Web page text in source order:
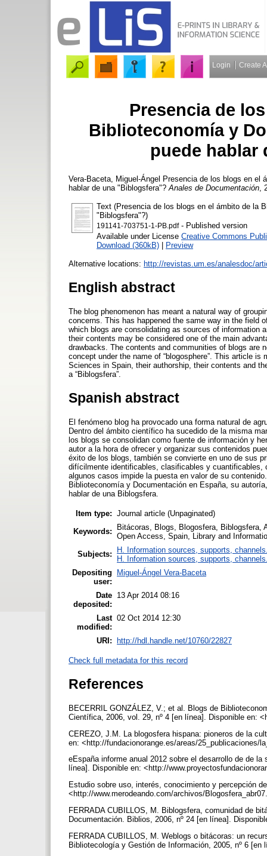
Login Create
Presencia de
Biblioteconomía y
puede hablar
Vera-Baceta, Miguel-Ángel Presencia de los blogs en el
hablar de una "Biblogsfera"? Anales de Documentación
Text (Presencia de los blogs en el ámbito de la
"Biblogsfera"?)
191141-703751-1-PB.pdf- Published version
Available under License Creative Commons
Download (360kB) | Preview
Alternative locations: http://revistas.um.es/analesdoc/
English abstract
The blog phenomenon has meant a natural way of
concerns. This has happened the same way in the field
which blogs are consolidating as sources of information
their contents may be considered one of the main
drawbacks. The contents and communities of blogs
concept under the name of “blogosphere”. This article
Sciences in Spain, their authorship, their contents and
a “Biblogsfera”.
Spanish abstract
El fenómeno blog ha provocado una forma natural de
Dentro del ámbito científico ha sucedido de la misma
los blogs se consolidan como fuente de información y
autor a la hora de ofrecer y organizar sus contenidos
éxito de los blogs, también se convierte en uno de sus
difícilmente identificables, clasificables y cuantificables,
algunos casos impide la puesta en valor de su
Biblioteconomía y Documentación en España, su
hablar de una Biblogsfera.
Item type: Journal article (Unpaginated)
Keywords:
Bitácoras, Blogs, Blogosfera, Biblogsfera,
Open Access, Spain, Library and
Subjects:
H. Information sources, supports,
H. Information sources, supports,
Depositing
user:
Miguel-Ángel Vera-Baceta
Date
deposited:
13 Apr 2014 08:16
Last
modified:
02 Oct 2014 12:30
URI: http://hdl.handle.net/10760/22827
Check full metadata for this record
References
BECERRIL GONZÁLEZ, V.; et al. Blogs de
Científica, 2006, vol. 29, nº 4 [en línea]. Disponible en:
CEREZO, J.M. La blogosfera hispana: pioneros de la
en: <http://fundacionorange.es/areas/25_publicaciones/
eEspaña informe anual 2012 sobre el desarrollo de de
línea]. Disponible en: <http://
Estudio sobre uso, interés, conocimiento y percepción
<http://www.merodeando.com/archivos/
FERRADA CUBILLOS, M. Biblogsfera, comunidad de
Documentación. Biblios, 2006, nº 24 [en línea].
FERRADA CUBILLOS, M. Weblogs o bitácoras: un
Bibliotecología y Gestión de Información, 2005, nº 6